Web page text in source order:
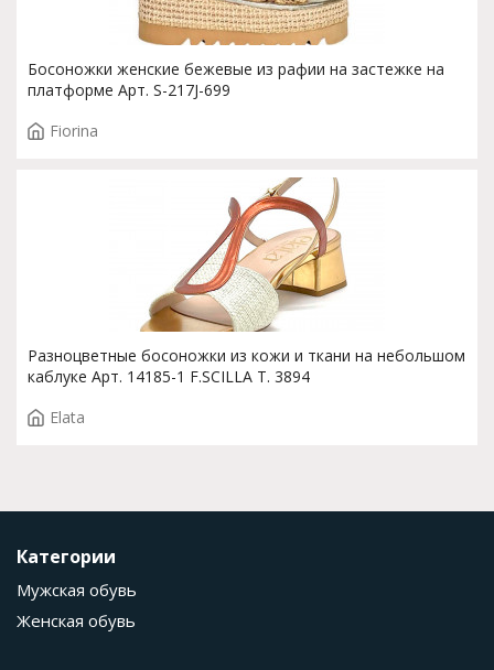
Босоножки женские бежевые из рафии на застежке на
платформе Арт. S-217J-699
Fiorina
Разноцветные босоножки из кожи и ткани на небольшом
каблуке Арт. 14185-1 F.SCILLA T. 3894
Elata
Категории
Мужская обувь
Женская обувь